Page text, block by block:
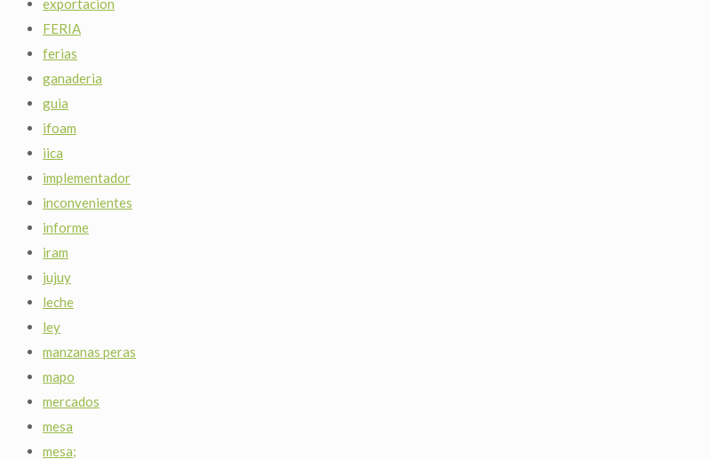
exportacion
FERIA
ferias
ganaderia
guia
ifoam
iica
implementador
inconvenientes
informe
iram
jujuy
leche
ley
manzanas peras
mapo
mercados
mesa
mesa;